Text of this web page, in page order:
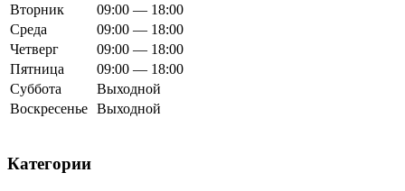
Вторник
09:00 — 18:00
Среда
09:00 — 18:00
Четверг
09:00 — 18:00
Пятница
09:00 — 18:00
Суббота
Выходной
Воскресенье Выходной
Категории